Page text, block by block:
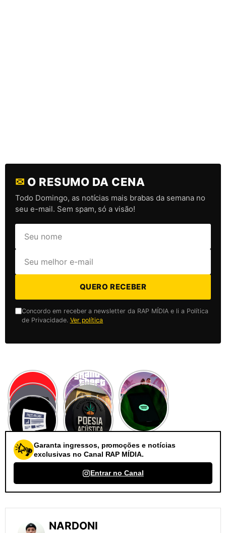
✉ O RESUMO DA CENA
Todo Domingo, as notícias mais brabas da semana no
seu e-mail. Sem spam, só a visão!
QUERO RECEBER
Concordo em receber a newsletter da RAP MÍDIA e li a Política
de Privacidade. Ver política
Garanta ingressos, promoções e notícias
exclusivas no Canal RAP MÍDIA.
Entrar no Canal
NARDONI